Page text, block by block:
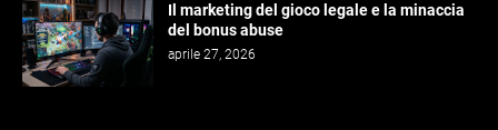
Il marketing del gioco legale e la minaccia
del bonus abuse
aprile 27, 2026